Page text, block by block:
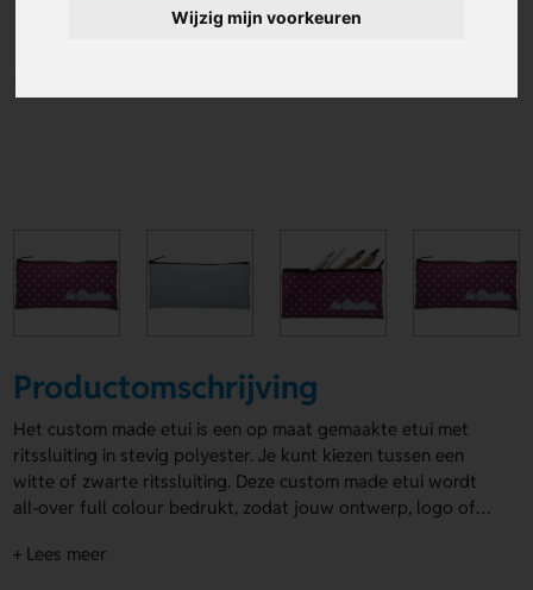
Wijzig mijn voorkeuren
Productomschrijving
Het custom made etui is een op maat gemaakte etui met
ritssluiting in stevig polyester. Je kunt kiezen tussen een
witte of zwarte ritssluiting. Deze custom made etui wordt
all-over full colour bedrukt, zodat jouw ontwerp, logo of
kleuren scherp en levendig. De minimale afname is 50 stuks.
+ Lees meer